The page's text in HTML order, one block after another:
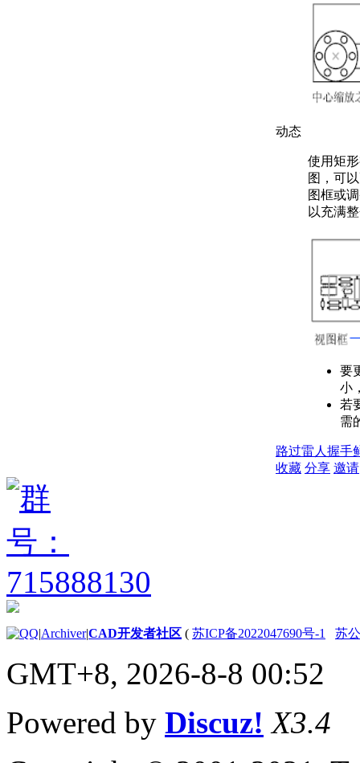
动态
使用矩
图，可
图框或
以充满
要
小
若
需
路过雷人 握手
收藏 分享 邀请
|Archiver|CAD开发者社区 ( 苏ICP备2022047690号-1 苏
GMT+8, 2026-8-8 00:52
Powered by Discuz! X3.4